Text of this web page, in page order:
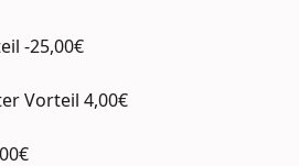
-25,00€
Vorteil 4,00€